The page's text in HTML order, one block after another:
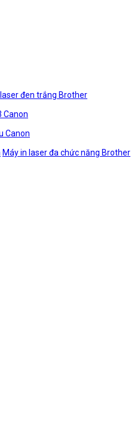
đen trắng Brother
Canon
Canon
Máy in laser đa chức năng Brother